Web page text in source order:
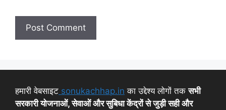
हमारी वेबसाइट sonukachhap.in का उद्देश्य लोगों तकसभी
सरकारी योजनाओं, सेवाओं और सुबिधा केंद्रों से जुड़ी सही और